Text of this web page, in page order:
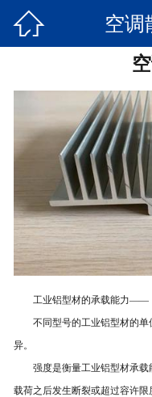
 空调
工业铝型材的承载能力——
不同型号的工业铝型材的
异。
强度是衡量工业铝型材承
载荷之后发生断裂或超过容许